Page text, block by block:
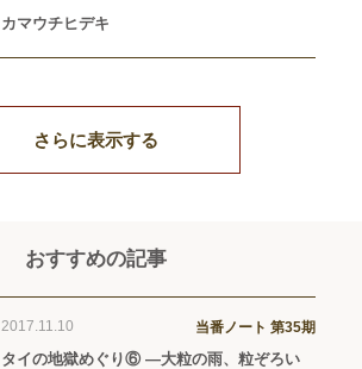
カマウチヒデキ
さらに表示する
おすすめの記事
2017.11.10 当番ノート 第35期
タイの地獄めぐり⑥ ―大粒の雨、粒ぞろい